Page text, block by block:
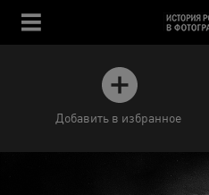
Добавить в избранное